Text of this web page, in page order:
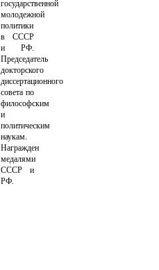
государственной
молодежной
политики
в СССР
и РФ.
Председатель
докторского
диссертационного
совета по
философским
и
политическим
наукам.
Награжден
медалями
СССР и
РФ.